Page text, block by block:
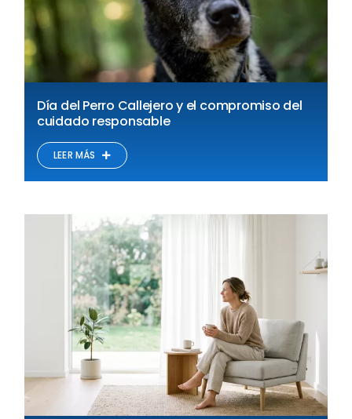
Día del Perro Callejero y el compromiso del
cuidado responsable
LEER MÁS